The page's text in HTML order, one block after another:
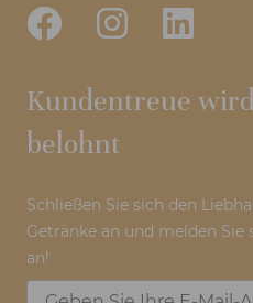
Kundentreue
belohnt
Schließen Sie sich den
Getränke an und melden
an!